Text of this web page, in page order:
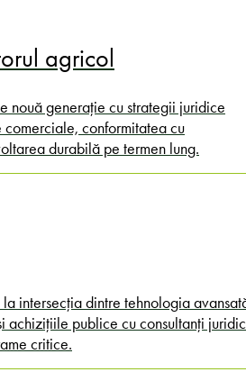
agricol
nouă generație cu strategii juridice
conformitatea cu
durabilă pe termen lung.
intersecția dintre tehnologia
achizițiile publice cu consultanți
critice.